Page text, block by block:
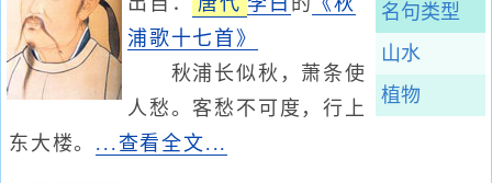
名句类型
山水
植物
浦歌十七首》
秋浦长似秋，萧条使
人愁。客愁不可度，行上
东大楼。 ...查看全文...